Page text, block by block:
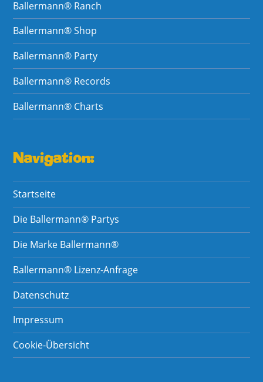
Ballermann® Ranch
Ballermann® Shop
Ballermann® Party
Ballermann® Records
Ballermann® Charts
Navigation:
Startseite
Die Ballermann® Partys
Die Marke Ballermann®
Ballermann® Lizenz-Anfrage
Datenschutz
Impressum
Cookie-Übersicht